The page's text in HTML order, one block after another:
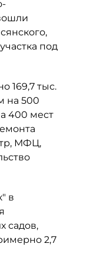
под
169,7 тыс.
на 500
400 мест
МФЦ,
в
садов,
2,7